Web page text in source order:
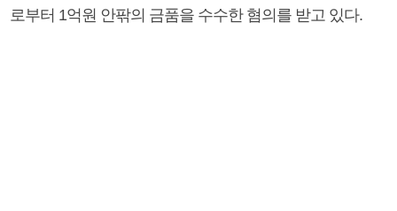
로부터 1억원 안팎의 금품을 수수한 혐의를 받고 있다.